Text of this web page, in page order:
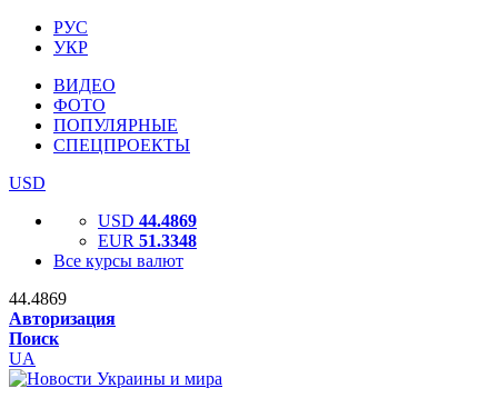
РУС
УКР
ВИДЕО
ФОТО
ПОПУЛЯРНЫЕ
СПЕЦПРОЕКТЫ
USD
USD 44.4869
EUR 51.3348
Все курсы валют
44.4869
Авторизация
Поиск
UA